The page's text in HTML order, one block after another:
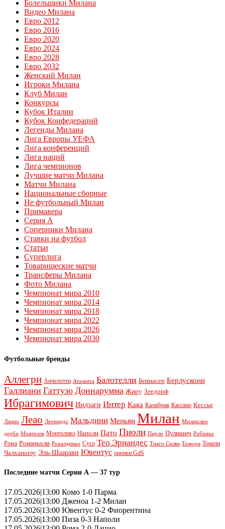
Болельщики Милана
Видео Милана
Евро 2012
Евро 2016
Евро 2020
Евро 2024
Евро 2028
Евро 2032
Женский Милан
Игроки Милана
Клуб Милан
Конкурсы
Кубок Италии
Кубок Конфедераций
Легенды Милана
Лига Европы УЕФА
Лига конференций
Лига наций
Лига чемпионов
Лучшие матчи Милана
Матчи Милана
Национальные сборные
Не футбольный Милан
Примавера
Серия А
Соперники Милана
Ставки на футбол
Статьи
Суперлига
Товарищеские матчи
Трансферы Милана
Фото Милана
Чемпионат мира 2010
Чемпионат мира 2014
Чемпионат мира 2018
Чемпионат мира 2022
Чемпионат мира 2026
Чемпионат мира 2030
Футбольные бренды
Аллегри Анчелотти Аталанта Балотелли Беннасер Берлускони
Галлиани Гаттузо Доннарумма Жиру Зеедорф
Ибрагимович Индзаги Интер Кака Калабрия Кассано Кессье
Лацио Леао Леонардо Мальдини Меньян Милан Миланское
дерби Монтелла Монтоливо Наполи Пато Пиоли Пирло Пулишич Робиньо
Рома Романьоли Роналдиньо Сусо Тео Эрнандес Тиаго Силва Томори Тонали
Чалханоглу Эль-Шаарави Ювентус оценки GdS
Последние матчи Серии А — 37 тур
17.05.2026|13:00 Комо 1-0 Парма
17.05.2026|13:00 Дженоа 1-2 Милан
17.05.2026|13:00 Ювентус 0-2 Фиорентина
17.05.2026|13:00 Пиза 0-3 Наполи